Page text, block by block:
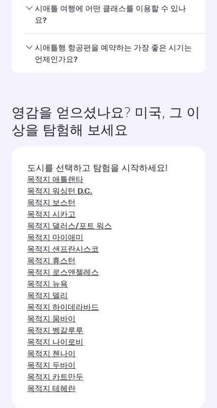
카타르항공의 시애틀행 직항편을 이용할 수 있습니
다. 카타르항공은 도하를 경유해 150개 이상의 목적
시애틀 여행에 어떤 클래스를 이용할 수 있나
요?
좌석 등급은 노선과 운항 항공사에 따라 다릅니다.
카타르항공이 운항하는 항공편에서는 비즈니스 클
시애틀행 항공편을 예약하는 가장 좋은 시기는
언제인가요?
수요, 노선 인기, 좌석 등급별 잔여 좌석 상황에 따라
달라집니다.
영감을 얻으셨나요? 미국, 그 이
상을 탐험해 보세요
도시를 선택하고 탐험을 시작하세요!
목적지 애틀랜타
목적지 워싱턴 D.C.
목적지 보스턴
목적지 시카고
목적지 댈러스/포트 워스
목적지 마이애미
목적지 샌프란시스코
목적지 휴스턴
목적지 로스앤젤레스
목적지 뉴욕
목적지 델리
목적지 하이데라바드
목적지 뭄바이
목적지 벵갈루루
목적지 나이로비
목적지 첸나이
목적지 두바이
목적지 카트만두
목적지 테헤란